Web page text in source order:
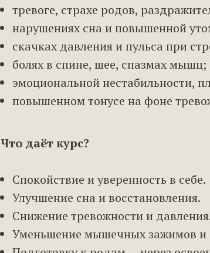
тревоге, страхе родов,
нарушениях сна и повышенной
скачках давления и пульса при
болях в спине, шее, спазмах мышц;
эмоциональной нестабильности,
повышенном тонусе на фоне
Что даёт курс?
Спокойствие и уверенность в себе.
Улучшение сна и восстановления.
Снижение тревожности и
Уменьшение мышечных зажимов и